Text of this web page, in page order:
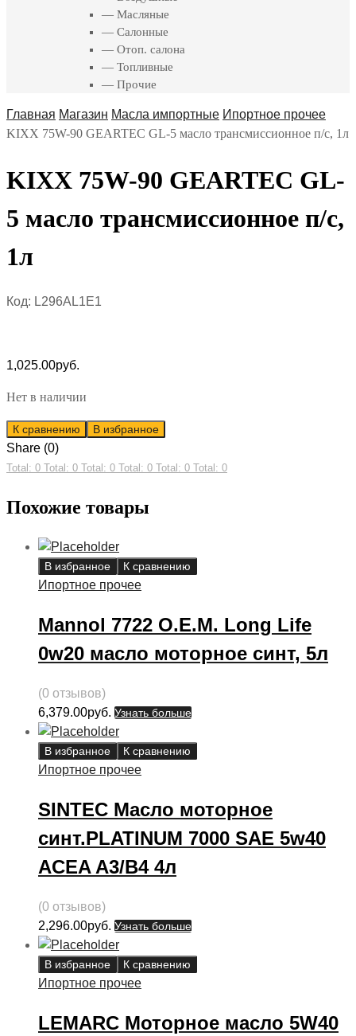
— Масляные
— Салонные
— Отоп. салона
— Топливные
— Прочие
Главная Магазин Масла импортные Ипортное прочее
KIXX 75W-90 GEARTEC GL-5 масло трансмиссионное п/с, 1л
KIXX 75W-90 GEARTEC GL-
5 масло трансмиссионное п/с,
1л
Код: L296AL1E1
1,025.00руб.
Нет в наличии
К сравнению В избранное
Share (0)
Total: 0 Total: 0 Total: 0 Total: 0 Total: 0 Total: 0
Похожие товары
В избранное К сравнению
Ипортное прочее
Mannol 7722 O.E.M. Long Life
0w20 масло моторное синт, 5л
(0 отзывов)
6,379.00руб. Узнать больше
В избранное К сравнению
Ипортное прочее
SINTEC Масло моторное
синт.PLATINUM 7000 SAE 5w40
ACEA A3/B4 4л
(0 отзывов)
2,296.00руб. Узнать больше
В избранное К сравнению
Ипортное прочее
LEMARC Моторное масло 5W40